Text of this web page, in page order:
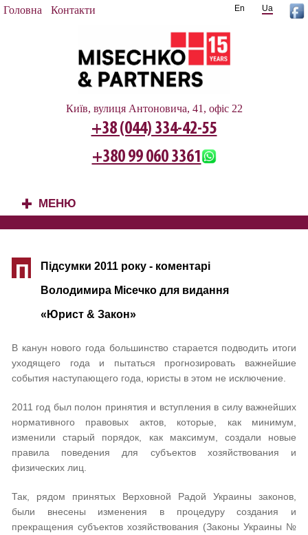
Головна Контакти Ua
En
Київ, вулиця Антоновича, 41, офіс 22
+38 (044) 334-42-55
+380 99 060 3361
+ МЕНЮ
П Підсумки 2011 року - коментарі
Володимира Місечко для видання
«Юрист & Закон»
В канун нового года большинство старается подводить итоги
уходящего года и пытаться прогнозировать важнейшие
события наступающего года, юристы в этом не исключение.
2011 год был полон принятия и вступления в силу важнейших
нормативного правовых актов, которые, как минимум,
изменили старый порядок, как максимум, создали новые
правила поведения для субъектов хозяйствования и
физических лиц.
Так, рядом принятых Верховной Радой Украины законов,
были внесены изменения в процедуру создания и
прекращения субъектов хозяйствования (Законы Украины №